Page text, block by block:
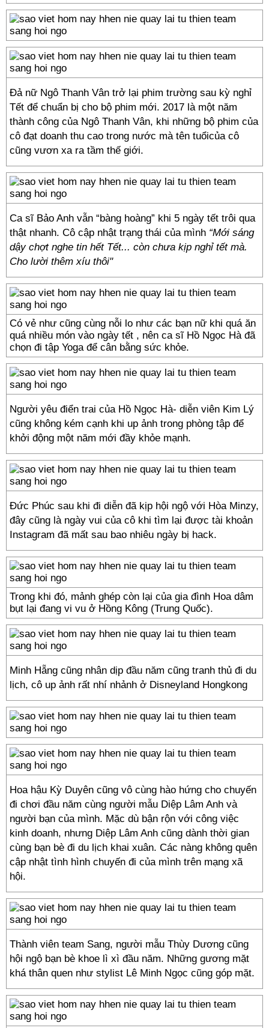
Đả nữ Ngô Thanh Vân trở lại phim trường sau kỳ nghỉ
Tết để chuẩn bị cho bộ phim mới. 2017 là một năm
thành công của Ngô Thanh Vân, khi những bộ phim của
cô đạt doanh thu cao trong nước mà tên tuổicủa cô
cũng vươn xa ra tầm thế giới.
Ca sĩ Bảo Anh vẫn “bàng hoàng” khi 5 ngày tết trôi qua
thật nhanh. Cô cập nhật trạng thái của mình “Mới sáng
dậy chợt nghe tin hết Tết... còn chưa kịp nghỉ tết mà.
Cho lười thêm xíu thôi"
Có vẻ như cũng cùng nỗi lo như các bạn nữ khi quá ăn
quá nhiều món vào ngày tết , nên ca sĩ Hồ Ngọc Hà đã
chọn đi tập Yoga để cân bằng sức khỏe.
Người yêu điển trai của Hồ Ngọc Hà- diễn viên Kim Lý
cũng không kém cạnh khi up ảnh trong phòng tập để
khởi động một năm mới đầy khỏe mạnh.
Đức Phúc sau khi đi diễn đã kịp hội ngộ với Hòa Minzy,
đây cũng là ngày vui của cô khi tìm lại được tài khoản
Instagram đã mất sau bao nhiêu ngày bị hack.
Trong khi đó, mảnh ghép còn lại của gia đình Hoa dâm
bụt lại đang vi vu ở Hồng Kông (Trung Quốc).
Minh Hẵng cũng nhân dịp đầu năm cũng tranh thủ đi du
lịch, cô up ảnh rất nhí nhảnh ở Disneyland Hongkong
Hoa hậu Kỳ Duyên cũng vô cùng hào hứng cho chuyến
đi chơi đầu năm cùng người mẫu Diệp Lâm Anh và
người bạn của mình. Mặc dù bận rộn với công việc
kinh doanh, nhưng Diệp Lâm Anh cũng dành thời gian
cùng bạn bè đi du lịch khai xuân. Các nàng không quên
cập nhật tình hình chuyến đi của mình trên mạng xã
hội.
Thành viên team Sang, người mẫu Thùy Dương cũng
hội ngộ bạn bè khoe lì xì đầu năm. Những gương mặt
khá thân quen như stylist Lê Minh Ngọc cũng góp mặt.